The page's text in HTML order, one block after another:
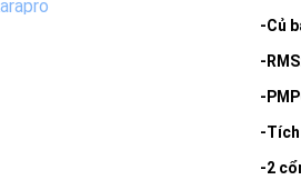
-Củ
-
-
-
-2